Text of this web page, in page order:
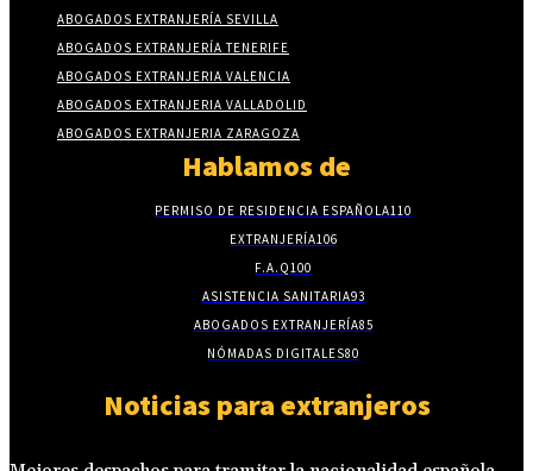
ABOGADOS EXTRANJERÍA SEVILLA
ABOGADOS EXTRANJERÍA TENERIFE
ABOGADOS EXTRANJERIA VALENCIA
ABOGADOS EXTRANJERIA VALLADOLID
ABOGADOS EXTRANJERIA ZARAGOZA
Hablamos de
PERMISO DE RESIDENCIA ESPAÑOLA110
EXTRANJERÍA106
F.A.Q100
ASISTENCIA SANITARIA93
ABOGADOS EXTRANJERÍA85
NÓMADAS DIGITALES80
Noticias para extranjeros